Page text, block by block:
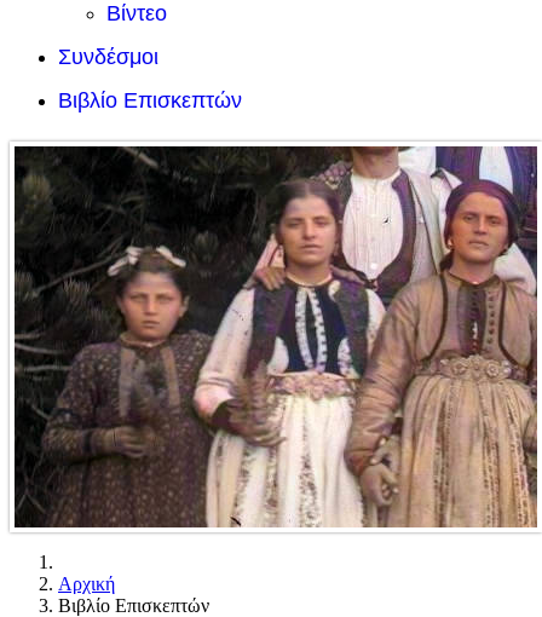
Βίντεο
Συνδέσμοι
Βιβλίο Επισκεπτών
Αρχική
Βιβλίο Επισκεπτών